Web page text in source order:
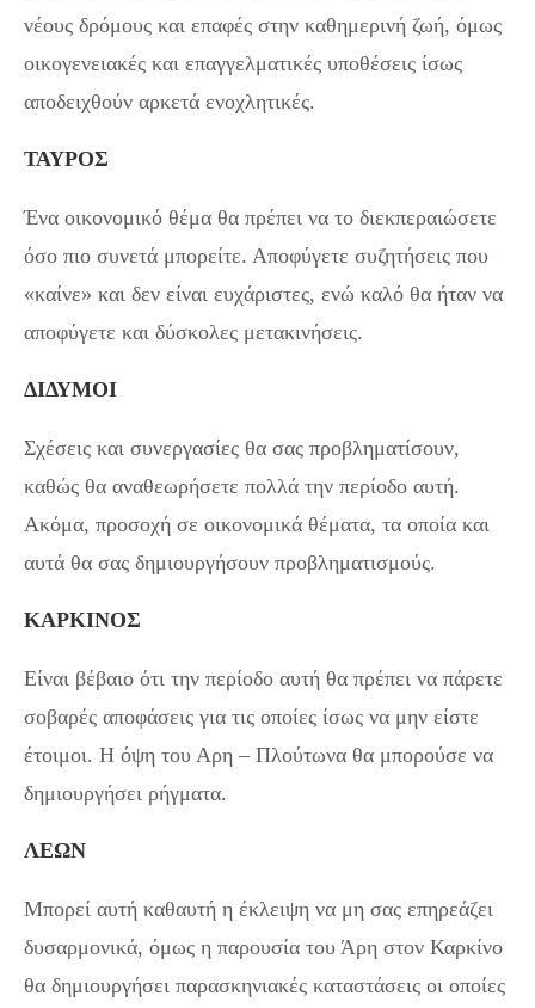
νέους δρόμους και επαφές στην καθημερινή ζωή, όμως
οικογενειακές και επαγγελματικές υποθέσεις ίσως
αποδειχθούν αρκετά ενοχλητικές.
ΤΑΥΡΟΣ
Ένα οικονομικό θέμα θα πρέπει να το διεκπεραιώσετε
όσο πιο συνετά μπορείτε. Αποφύγετε συζητήσεις που
«καίνε» και δεν είναι ευχάριστες, ενώ καλό θα ήταν να
αποφύγετε και δύσκολες μετακινήσεις.
ΔΙΔΥΜΟΙ
Σχέσεις και συνεργασίες θα σας προβληματίσουν,
καθώς θα αναθεωρήσετε πολλά την περίοδο αυτή.
Ακόμα, προσοχή σε οικονομικά θέματα, τα οποία και
αυτά θα σας δημιουργήσουν προβληματισμούς.
ΚΑΡΚΙΝΟΣ
Είναι βέβαιο ότι την περίοδο αυτή θα πρέπει να πάρετε
σοβαρές αποφάσεις για τις οποίες ίσως να μην είστε
έτοιμοι. Η όψη του Αρη – Πλούτωνα θα μπορούσε να
δημιουργήσει ρήγματα.
ΛΕΩΝ
Μπορεί αυτή καθαυτή η έκλειψη να μη σας επηρεάζει
δυσαρμονικά, όμως η παρουσία του Άρη στον Καρκίνο
θα δημιουργήσει παρασκηνιακές καταστάσεις οι οποίες